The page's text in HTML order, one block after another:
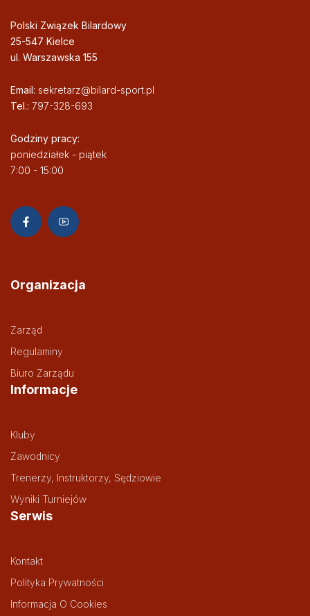
Polski Związek Bilardowy
25-547 Kielce
ul. Warszawska 155
Email: sekretarz@bilard-sport.pl
Tel.: 797-328-693
Godziny pracy:
poniedziałek - piątek
7:00 - 15:00
Organizacja
Zarząd
Regulaminy
Biuro Zarządu
Informacje
Kluby
Zawodnicy
Trenerzy, Instruktorzy, Sędziowie
Wyniki Turniejów
Serwis
Kontakt
Polityka Prywatności
Informacja O Cookies